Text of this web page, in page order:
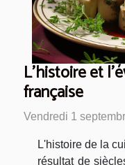
L'histoire et
française
Vendredi 1
L'histoire de la
résultat de